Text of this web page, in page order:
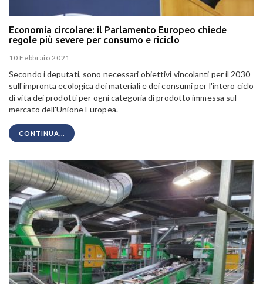
Economia circolare: il Parlamento Europeo chiede
regole più severe per consumo e riciclo
10 Febbraio 2021
Secondo i deputati, sono necessari obiettivi vincolanti per il 2030
sull'impronta ecologica dei materiali e dei consumi per l'intero ciclo
di vita dei prodotti per ogni categoria di prodotto immessa sul
mercato dell'Unione Europea.
CONTINUA...